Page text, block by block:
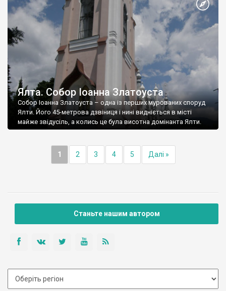
Ялта. Собор Іоанна Златоуста
Собор Іоанна Златоуста – одна із перших мурованих споруд
Ялти. Його 45-метрова дзвіниця і нині видніється в місті
майже звідусіль, а колись це була висотна домінанта Ялти.
1 2 3 4 5 Далі »
Станьте нашим автором